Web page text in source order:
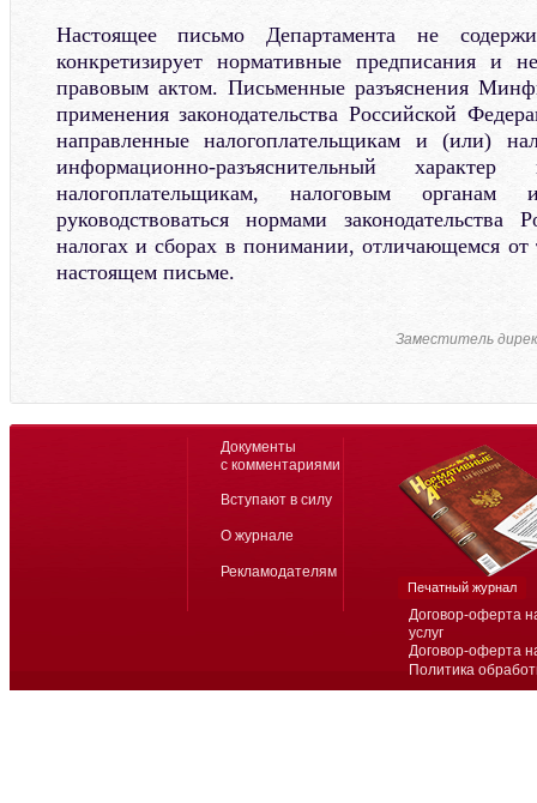
Настоящее письмо Департамента не
конкретизирует нормативные предписания и
правовым актом. Письменные разъяснения
применения законодательства Российской
направленные налогоплательщикам и (или)
информационно-разъяснительный
налогоплательщикам, налоговым
руководствоваться нормами
налогах и сборах в понимании, отличающемся от
настоящем письме.
Заместитель
Договор-оферта
услуг
Договор-оферта
Политика
Документы
с комментариями
Вступают в силу
О журнале
Рекламодателям
Печатный журнал